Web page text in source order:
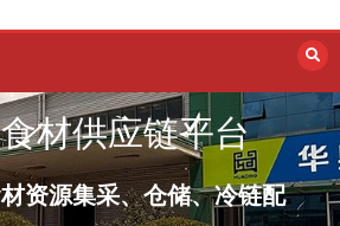
材供应链平台
资源集采、仓储、冷链配